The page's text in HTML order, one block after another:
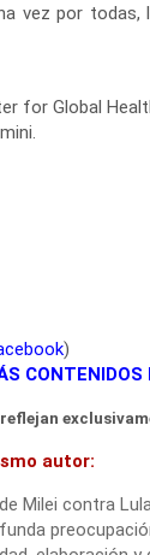
vez por todas,
for Global
)
CONTENIDOS
autor:
Milei contra